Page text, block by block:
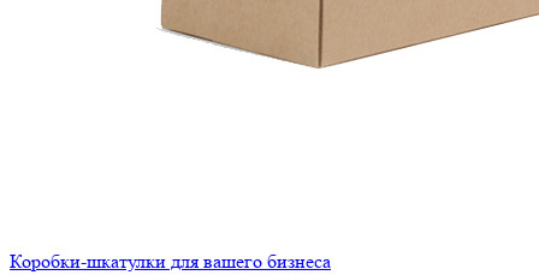
Коробки-шкатулки для вашего бизнеса